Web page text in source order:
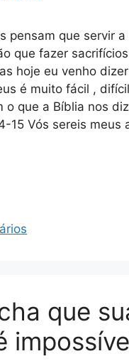
pensam que servir a
que fazer
hoje eu venho
é muito fácil ,
o que a Bíblia nos
15 Vós sereis meus
que